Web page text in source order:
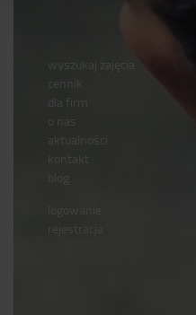
wyszukaj zajęcia
cennik
dla firm
o nas
aktualności
kontakt